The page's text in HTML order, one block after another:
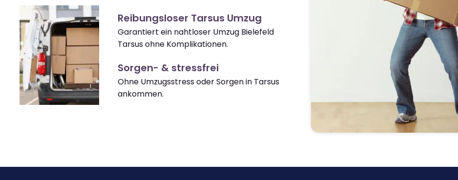
Reibungsloser Tarsus Umzug
Garantiert ein nahtloser Umzug Bielefeld
Tarsus ohne Komplikationen.
Sorgen- & stressfrei
Ohne Umzugsstress oder Sorgen in Tarsus
ankommen.